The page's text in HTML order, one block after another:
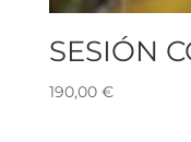
SESIÓN
190,00 €